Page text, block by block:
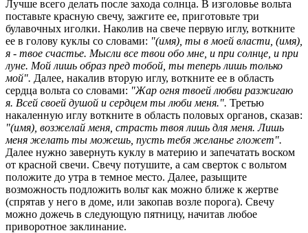
Лучше всего делать после захода солнца. В изголовье вольта
поставьте красную свечу, зажгите ее, приготовьте три
булавочных иголки. Наколив на свече первую иглу, воткните
ее в голову куклы со словами: "(имя), ты в моей власти, (имя),
я - твое счастье. Мысли все твои обо мне, и при солнце, и при
луне. Мой лишь образ пред тобой, ты теперь лишь только
мой". Далее, накалив вторую иглу, воткните ее в область
сердца вольта со словами: "Жар огня твоей любви разжигаю
я. Всей своей душой и сердцем ты люби меня.". Третью
накаленную иглу воткните в область половых органов, сказав:
"(имя), возжелай меня, страсть твоя лишь для меня. Лишь
меня желать ты можешь, пусть тебя желанье гложет".
Далее нужно завернуть куклу в материю и запечатать воском
от красной свечи. Свечу потушите, а сам сверток с вольтом
положите до утра в темное место. Далее, разыщите
возможность подложить вольт как можно ближе к жертве
(спрятав у него в доме, или закопав возле порога). Свечу
можно дожечь в следующую пятницу, начитав любое
приворотное заклинание.